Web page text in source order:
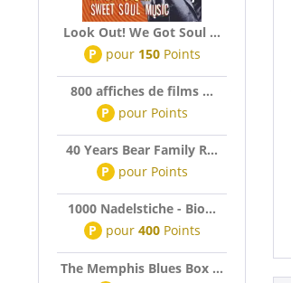
Look Out! We Got Soul ...
P pour 150Points
800 affiches de films ...
P pour Points
40 Years Bear Family R...
P pour Points
1000 Nadelstiche - Bio...
P pour 400Points
The Memphis Blues Box ...